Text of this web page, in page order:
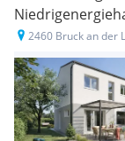
Eigengarten &
2460 Bruck an der